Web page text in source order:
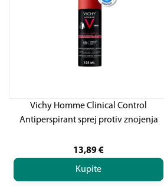
Vichy Homme Clinical Control
Antiperspirant sprej protiv znojenja
13,89€
Kupite